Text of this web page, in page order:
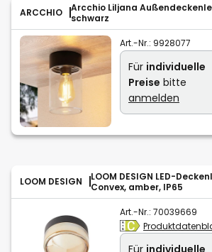
ARCCHIO
Arcchio Liljana
schwarz
Art.-Nr.: 9928077
Für individuelle
Preise bitte
anmelden
LOOM DESIGN
LOOM DESIGN LED-
Convex, amber, IP65
Art.-Nr.: 70039669
Für individuelle